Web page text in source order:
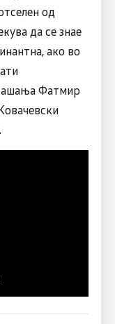
од
да се знае
ако во
Фатмир